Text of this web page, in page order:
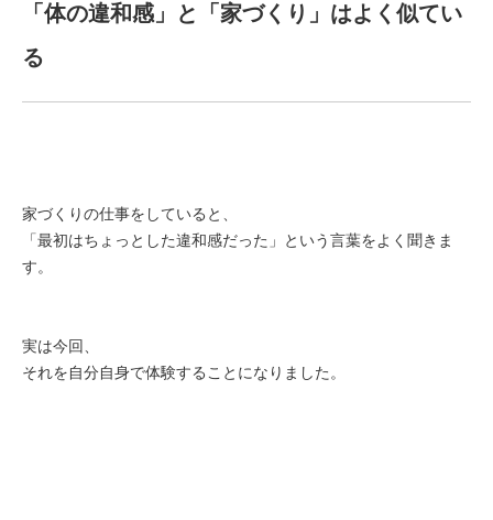
「体の違和感」と「家づくり」はよく似てい
る
家づくりの仕事をしていると、
「最初はちょっとした違和感だった」という言葉をよく聞きま
す。
実は今回、
それを自分自身で体験することになりました。